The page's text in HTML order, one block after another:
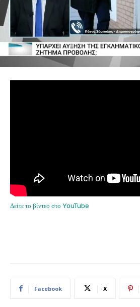
Δείτε το βίντεο στο YouTube
Facebook X